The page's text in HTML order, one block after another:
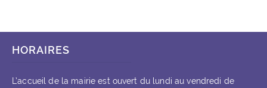
HORAIRES
L’accueil de la mairie est ouvert du lundi au vendredi de